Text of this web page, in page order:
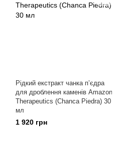
Рідкий екстракт чанка пʼєдра
для дроблення каменів Amazon
Therapeutics (Chanca Piedra) 30
мл
1 920 грн